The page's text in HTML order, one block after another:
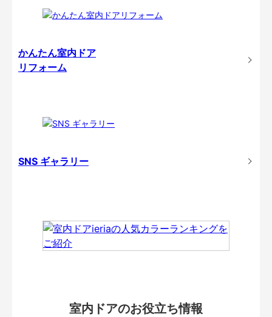
かんたん室内ドア
リフォーム
SNS ギャラリー
室内ドアのお役立ち情報